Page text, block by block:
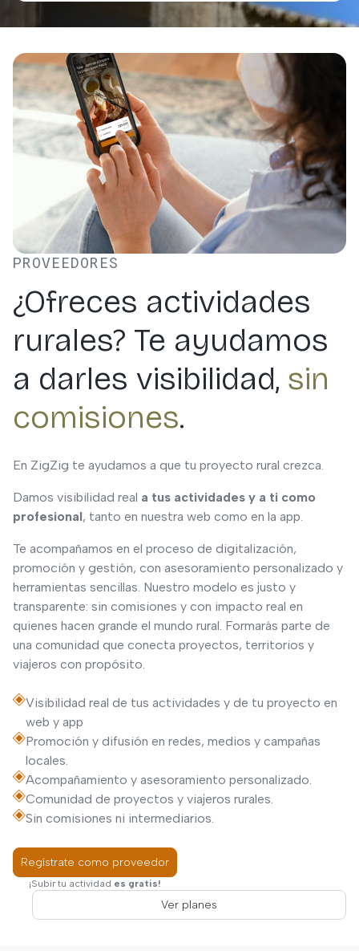
PROVEEDORES
¿Ofreces actividades
rurales? Te ayudamos
a darles visibilidad, sin
comisiones.
En ZigZig te ayudamos a que tu proyecto rural crezca.
Damos visibilidad real a tus actividades y a ti como
profesional, tanto en nuestra web como en la app.
Te acompañamos en el proceso de digitalización,
promoción y gestión, con asesoramiento personalizado y
herramientas sencillas. Nuestro modelo es justo y
transparente: sin comisiones y con impacto real en
quienes hacen grande el mundo rural. Formarás parte de
una comunidad que conecta proyectos, territorios y
viajeros con propósito.
Visibilidad real de tus actividades y de tu proyecto en
web y app
Promoción y difusión en redes, medios y campañas
locales.
Acompañamiento y asesoramiento personalizado.
Comunidad de proyectos y viajeros rurales.
Sin comisiones ni intermediarios.
Regístrate como proveedor
¡Subir tu actividad es gratis!
Ver planes